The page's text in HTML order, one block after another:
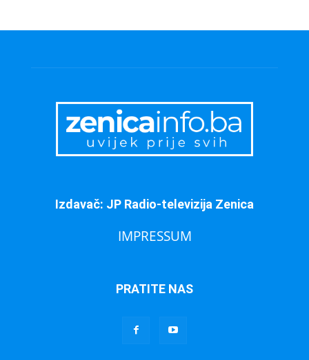
Izdavač: JP Radio-televizija Zenica
IMPRESSUM
PRATITE NAS